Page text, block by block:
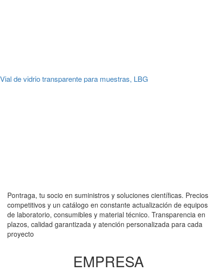
Vial de vidrio transparente para muestras, LBG
Pontraga, tu socio en suministros y soluciones científicas. Precios
competitivos y un catálogo en constante actualización de equipos
de laboratorio, consumibles y material técnico. Transparencia en
plazos, calidad garantizada y atención personalizada para cada
proyecto
EMPRESA